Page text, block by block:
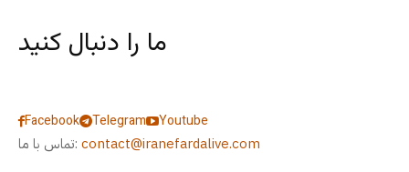
ما را دنبال کنید
Facebook Telegram
Youtube
تماس با ما: contact@iranefardalive.com